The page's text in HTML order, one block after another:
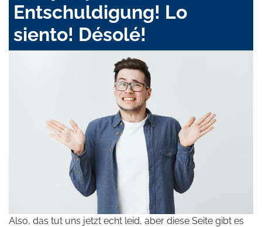
Entschuldigung! Lo
siento! Désolé!
Also, das tut uns jetzt echt leid, aber diese Seite gibt es